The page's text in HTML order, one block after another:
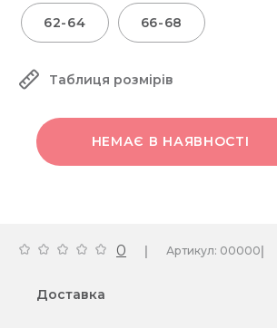
62-64 66-68
Таблиця розмірів
НЕМАЄ В НАЯВНОСТІ
0 | Артикул: 00000|
Доставка